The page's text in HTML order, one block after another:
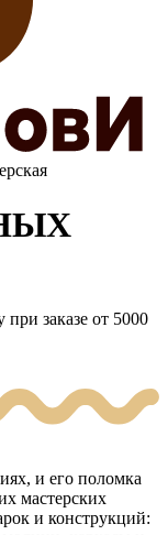
при заказе от 5000
и его поломка
мастерских
и конструкций: